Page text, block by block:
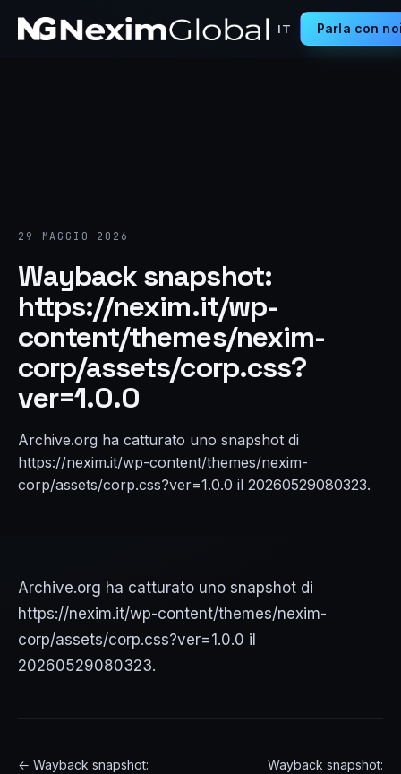
IT Parla con
29 MAGGIO 2026
Wayback snapshot:
https://nexim.it/wp-
content/themes/nexim-
corp/assets/corp.css?
ver=1.0.0
Archive.org ha catturato uno snapshot di
https://nexim.it/wp-content/themes/nexim-
corp/assets/corp.css?ver=1.0.0 il 20260529080323.
Archive.org ha catturato uno snapshot di
https://nexim.it/wp-content/themes/nexim-
corp/assets/corp.css?ver=1.0.0 il
20260529080323.
← Wayback snapshot:
Wayback snapshot: